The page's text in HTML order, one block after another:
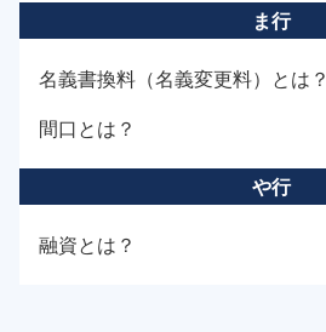
ま行
名義書換料（名義変更料）とは？
間口とは？
や行
融資とは？